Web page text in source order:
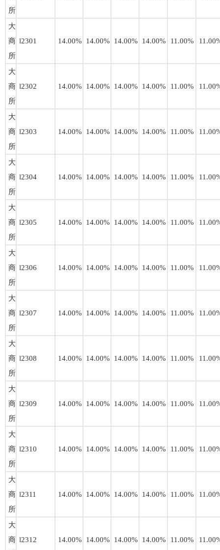
所
大
商
所
l2301 14.00% 14.00% 14.00% 14.00% 11.00%
大
商
所
l2302 14.00% 14.00% 14.00% 14.00% 11.00%
大
商
所
l2303 14.00% 14.00% 14.00% 14.00% 11.00%
大
商
所
l2304 14.00% 14.00% 14.00% 14.00% 11.00%
大
商
所
l2305 14.00% 14.00% 14.00% 14.00% 11.00%
大
商
所
l2306 14.00% 14.00% 14.00% 14.00% 11.00%
大
商
所
l2307 14.00% 14.00% 14.00% 14.00% 11.00%
大
商
所
l2308 14.00% 14.00% 14.00% 14.00% 11.00%
大
商
所
l2309 14.00% 14.00% 14.00% 14.00% 11.00%
大
商
所
l2310 14.00% 14.00% 14.00% 14.00% 11.00%
大
商
所
l2311 14.00% 14.00% 14.00% 14.00% 11.00%
大
商 l2312 14.00% 14.00% 14.00% 14.00% 11.00%